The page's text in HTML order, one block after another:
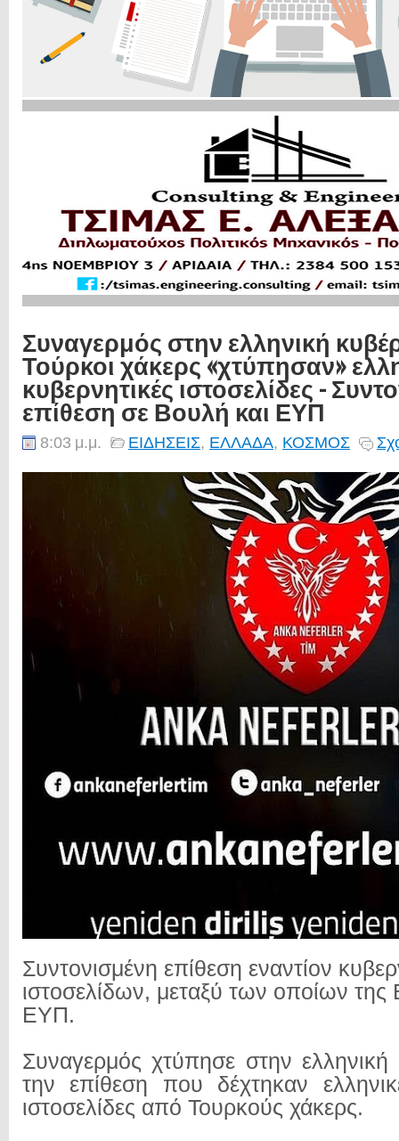
Συναγερμός στην ελληνική
Τούρκοι χάκερς «χτύπησαν»
κυβερνητικές ιστοσελίδες -
επίθεση σε Βουλή και ΕΥΠ
8:03 μ.μ. ΕΙΔΗΣΕΙΣ, ΕΛΛΑΔΑ, ΚΟΣΜΟΣ
Συντονισμένη επίθεση εναντίον
ιστοσελίδων, μεταξύ των οποίων της
ΕΥΠ.
Συναγερμός χτύπησε στην
την επίθεση που δέχτηκαν
ιστοσελίδες από Τουρκούς χάκερς.